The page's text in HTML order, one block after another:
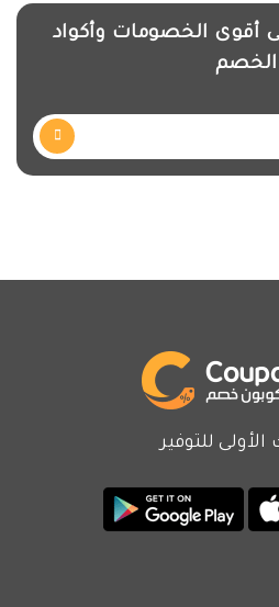
الخصومات وأكواد
الخصم
للتوفير